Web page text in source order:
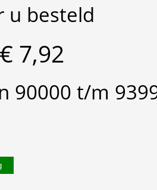
u besteld
7,92
90000 t/m